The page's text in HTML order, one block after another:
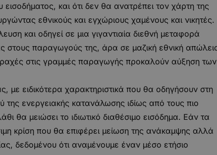
εισοδήματος, και ότι δεν θα ανατρέπει τον χάρτη της
εθνικούς και εγχώριους χαμένους και νικητές.
και οδηγεί σε μια γιγαντιαία διεθνή μεταφορά
στους παραγωγούς της, άρα σε μαζική εθνική
στις γραμμές παραγωγής προκαλούν αύξηση των
ειδικότερα χαρακτηριστικά που θα οδηγήσουν στη
της ενεργειακής κατανάλωσης ιδίως από τους πιο
θα μειώσει το ιδιωτικό διαθέσιμο εισόδημα. Εάν τα
κρίση που θα επιφέρει μείωση της ανάκαμψης αλλά
δεδομένου ότι αναμένουμε έναν μέσο ετήσιο